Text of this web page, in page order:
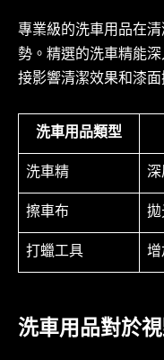
專業級的洗車用品在
勢。精選的洗車精能
接影響清潔效果和漆面
洗車用品類型
洗車精
擦車布
打蠟工具
洗車用品對於